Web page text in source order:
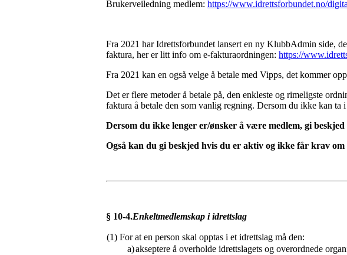
Brukerveiledning medlem: https://www.idrettsforbundet.no/
Fra 2021 har Idrettsforbundet lansert en ny KlubbAdmin side,
faktura, her er litt info om e-fakturaordningen: https://
Fra 2021 kan en også velge å betale med Vipps, det kommer
Det er flere metoder å betale på, den enkleste og rimeligste
faktura å betale den som vanlig regning. Dersom du ikke kan
Dersom du ikke lenger er/ønsker å være medlem, gi
Også kan du gi beskjed hvis du er aktiv og ikke får krav
§ 10-4.Enkeltmedlemskap i idrettslag
(1) For at en person skal opptas i et idrettslag må den:
a)akseptere å overholde idrettslagets og overordnede